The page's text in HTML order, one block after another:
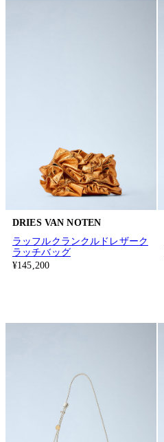
DRIES VAN NOTEN
ラッフルクランクルドレザーク
ラッチバッグ
¥145,200